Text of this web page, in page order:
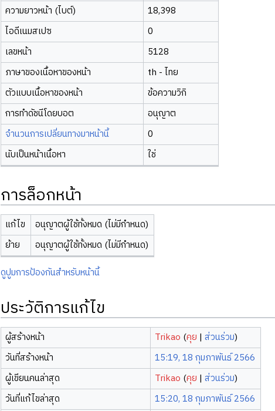
ความยาวหน้า (ไบต์)
18,398
ไอดีเนมสเปซ
0
เลขหน้า
5128
ภาษาของเนื้อหาของหน้า
th - ไทย
ตัวแบบเนื้อหาของหน้า
ข้อความวิกิ
การทำดัชนีโดยบอต
อนุญาต
จำนวนการเปลี่ยนทางมาหน้านี้
0
นับเป็นหน้าเนื้อหา
ใช่
การล็อกหน้า
แก้ไข
อนุญาตผู้ใช้ทั้งหมด (ไม่มีกำหนด)
ย้าย
อนุญาตผู้ใช้ทั้งหมด (ไม่มีกำหนด)
ดูปูมการป้องกันสำหรับหน้านี้
ประวัติการแก้ไข
ผู้สร้างหน้า Trikao (คุย |ส่วนร่วม)
วันที่สร้างหน้า
15:19, 18 กุมภาพันธ์ 2566
ผู้เขียนคนล่าสุด
Trikao (คุย |ส่วนร่วม)
วันที่แก้ไขล่าสุด
15:20, 18 กุมภาพันธ์ 2566